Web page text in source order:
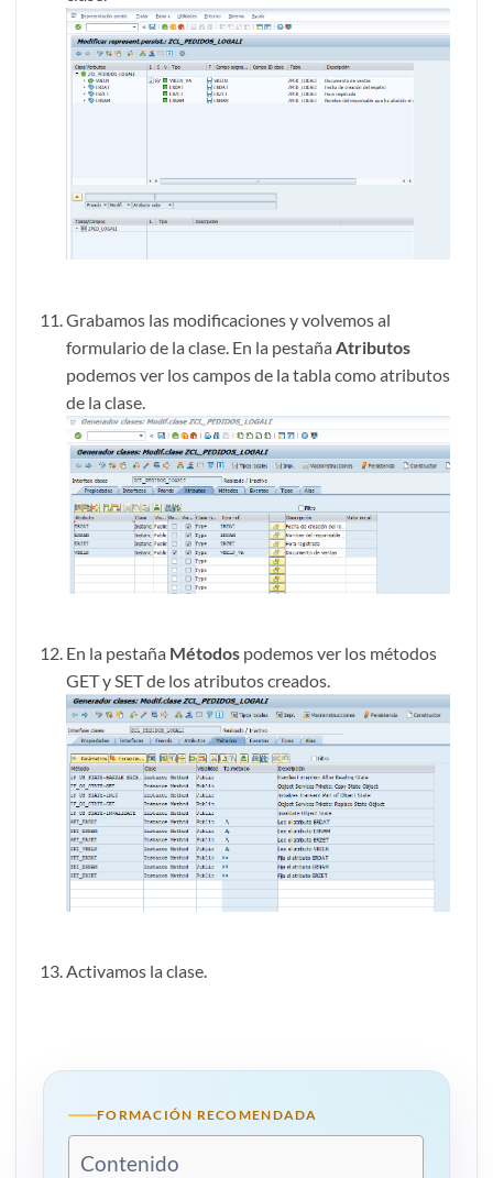
Grabamos las modificaciones y volvemos al
formulario de la clase. En la pestaña Atributos
podemos ver los campos de la tabla como atributos
de la clase.
En la pestaña Métodospodemos ver los métodos
GET y SET de los atributos creados.
Activamos la clase.
FORMACIÓN RECOMENDADA
Contenido